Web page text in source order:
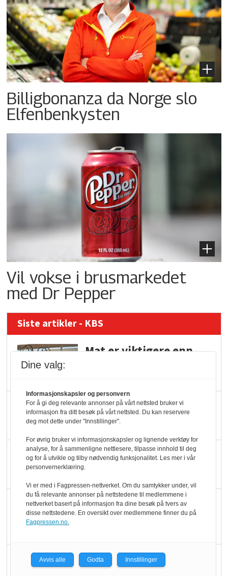
Billigbonanza da Norge slo
Elfenbenkysten
Vil vokse i brusmarkedet
med Dr Pepper
Siste artikler - KBS
Mat er viktigere enn
Ti bensinstasjoner
legger ned hver måned
Potetball, kylling og 98
oktan
KBS-bransjen i
endring: Stadig større
Vokser med ferdigmat
Dine valg:
Informasjonskapsler og personvern
For å gi deg relevante annonser på vårt nettsted bruker vi
informasjon fra ditt besøk på vårt nettsted. Du kan reservere
deg mot dette under "Innstillinger".
For øvrig bruker vi informasjonskapsler og lignende verktøy for
analyse, for å sammenligne nettlesere, tilpasse innhold til deg
og for å utvikle og tilby nødvendig funksjonalitet. Les mer i vår
personvernerklæring.
Vi er med i Fagpressen-nettverket. Om du samtykker under, vil
du få relevante annonser på nettstedene til medlemmene i
nettverket basert på informasjon fra dine besøk på tvers av
disse nettstedene. En oversikt over medlemmene finner du på
Fagpressen.no.
Avvis alle Godta Innstillinger